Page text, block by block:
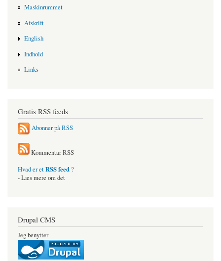
Maskinrummet
Afskrift
English
Indhold
Links
Gratis RSS feeds
Abonner på RSS
Kommentar RSS
Hvad er etRSS feed ?
- Læs mere om det
Drupal CMS
Jeg benytter